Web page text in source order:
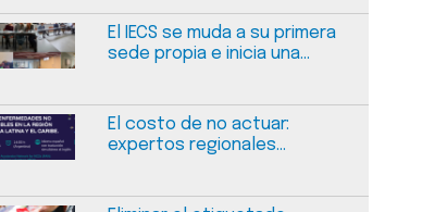
seguridad en salud
El IECS se muda a su primera
sede propia e inicia una
El costo de no actuar:
expertos regionales
de las enfermedades no